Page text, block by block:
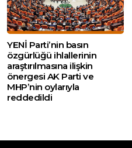
YENİ Parti’nin basın
özgürlüğü ihlallerinin
araştırılmasına ilişkin
önergesi AK Parti ve
MHP’nin oylarıyla
reddedildi